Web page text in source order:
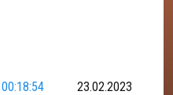
00:18:54 23.02.2023